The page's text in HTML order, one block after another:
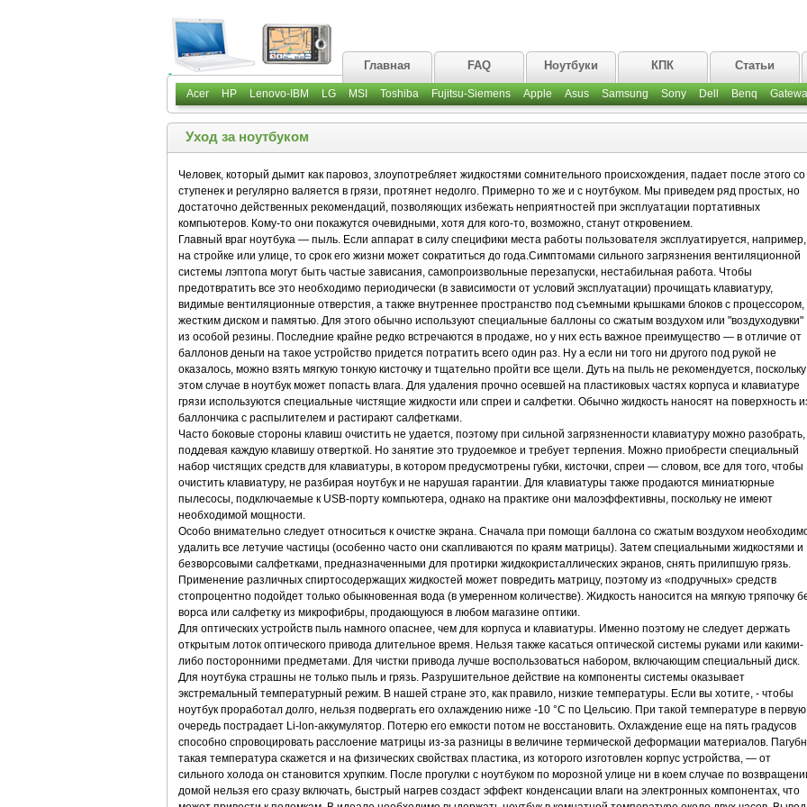
Главная FAQ Ноутбуки КПК Статьи
Acer HP Lenovo-IBM LG MSI Toshiba Fujitsu-Siemens Apple Asus Samsung Sony Dell Benq
Уход за ноутбуком
Человек, который дымит как паровоз, злоупотребляет жидкостями сомнительного происхождения, падает после этого со
ступенек и регулярно валяется в грязи, протянет недолго. Примерно то же и с ноутбуком. Мы приведем ряд простых, но
достаточно действенных рекомендаций, позволяющих избежать неприятностей при эксплуатации портативных
компьютеров. Кому-то они покажутся очевидными, хотя для кого-то, возможно, станут откровением.
Главный враг ноутбука — пыль. Если аппарат в силу специфики места работы пользователя эксплуатируется, например,
на стройке или улице, то срок его жизни может сократиться до года.Симптомами сильного загрязнения вентиляционной
системы лэптопа могут быть частые зависания, самопроизвольные перезапуски, нестабильная работа. Чтобы
предотвратить все это необходимо периодически (в зависимости от условий эксплуатации) прочищать клавиатуру,
видимые вентиляционные отверстия, а также внутреннее пространство под съемными крышками блоков с процессором,
жестким диском и памятью. Для этого обычно используют специальные баллоны со сжатым воздухом или "воздуходувки"
из особой резины. Последние крайне редко встречаются в продаже, но у них есть важное преимущество — в отличие от
баллонов деньги на такое устройство придется потратить всего один раз. Ну а если ни того ни другого под рукой не
оказалось, можно взять мягкую тонкую кисточку и тщательно пройти все щели. Дуть на пыль не рекомендуется, поскольку
этом случае в ноутбук может попасть влага. Для удаления прочно осевшей на пластиковых частях корпуса и клавиатуре
грязи используются специальные чистящие жидкости или спреи и салфетки. Обычно жидкость наносят на поверхность
баллончика с распылителем и растирают салфетками.
Часто боковые стороны клавиш очистить не удается, поэтому при сильной загрязненности клавиатуру можно разобрать,
поддевая каждую клавишу отверткой. Но занятие это трудоемкое и требует терпения. Можно приобрести специальный
набор чистящих средств для клавиатуры, в котором предусмотрены губки, кисточки, спреи — словом, все для того, чтобы
очистить клавиатуру, не разбирая ноутбук и не нарушая гарантии. Для клавиатуры также продаются миниатюрные
пылесосы, подключаемые к USB-порту компьютера, однако на практике они малоэффективны, поскольку не имеют
необходимой мощности.
Особо внимательно следует относиться к очистке экрана. Сначала при помощи баллона со сжатым воздухом
удалить все летучие частицы (особенно часто они скапливаются по краям матрицы). Затем специальными жидкостями и
безворсовыми салфетками, предназначенными для протирки жидкокристаллических экранов, снять прилипшую грязь.
Применение различных спиртосодержащих жидкостей может повредить матрицу, поэтому из «подручных» средств
стопроцентно подойдет только обыкновенная вода (в умеренном количестве). Жидкость наносится на мягкую тряпочку
ворса или салфетку из микрофибры, продающуюся в любом магазине оптики.
Для оптических устройств пыль намного опаснее, чем для корпуса и клавиатуры. Именно поэтому не следует держать
открытым лоток оптического привода длительное время. Нельзя также касаться оптической системы руками или какими-
либо посторонними предметами. Для чистки привода лучше воспользоваться набором, включающим специальный диск.
Для ноутбука страшны не только пыль и грязь. Разрушительное действие на компоненты системы оказывает
экстремальный температурный режим. В нашей стране это, как правило, низкие температуры. Если вы хотите, - чтобы
ноутбук проработал долго, нельзя подвергать его охлаждению ниже -10 °С по Цельсию. При такой температуре в первую
очередь пострадает Li-lon-аккумулятор. Потерю его емкости потом не восстановить. Охлаждение еще на пять градусов
способно спровоцировать расслоение матрицы из-за разницы в величине термической деформации материалов.
такая температура скажется и на физических свойствах пластика, из которого изготовлен корпус устройства, — от
сильного холода он становится хрупким. После прогулки с ноутбуком по морозной улице ни в коем случае по
домой нельзя его сразу включать, быстрый нагрев создаст эффект конденсации влаги на электронных компонентах, что